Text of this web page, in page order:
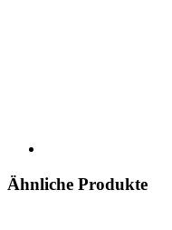
Ähnliche Produkte